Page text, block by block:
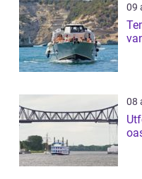
09
08